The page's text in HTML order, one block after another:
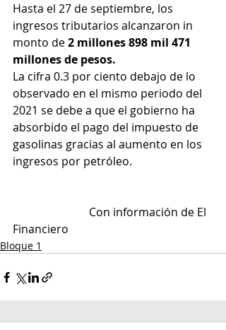
Hasta el 27 de septiembre, los
ingresos tributarios alcanzaron in
monto de 2 millones 898 mil 471
millones de pesos.
La cifra 0.3 por ciento debajo de lo
observado en el mismo periodo del
2021 se debe a que el gobierno ha
absorbido el pago del impuesto de
gasolinas gracias al aumento en los
ingresos por petróleo.
Financiero
Bloque 1